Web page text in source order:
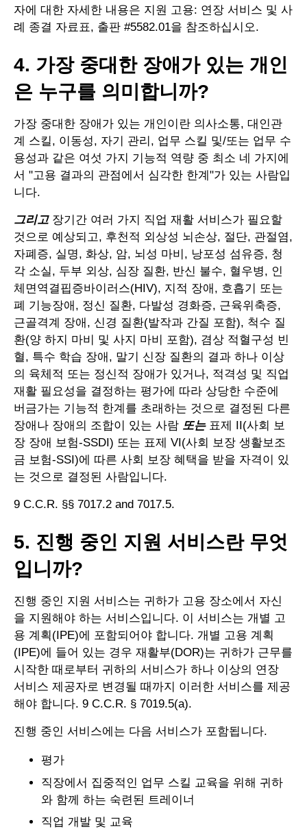
자에 대한 자세한 내용은 지원 고용: 연장 서비스 및 사
례 종결 자료표, 출판 #5582.01을 참조하십시오.
4. 가장 중대한 장애가 있는 개인
은 누구를 의미합니까?
가장 중대한 장애가 있는 개인이란 의사소통, 대인관
계 스킬, 이동성, 자기 관리, 업무 스킬 및/또는 업무 수
용성과 같은 여섯 가지 기능적 역량 중 최소 네 가지에
서 "고용 결과의 관점에서 심각한 한계"가 있는 사람입
니다.
그리고장기간 여러 가지 직업 재활 서비스가 필요할
것으로 예상되고, 후천적 외상성 뇌손상, 절단, 관절염,
자폐증, 실명, 화상, 암, 뇌성 마비, 낭포성 섬유증, 청
각 소실, 두부 외상, 심장 질환, 반신 불수, 혈우병, 인
체면역결핍증바이러스(HIV), 지적 장애, 호흡기 또는
폐 기능장애, 정신 질환, 다발성 경화증, 근육위축증,
근골격계 장애, 신경 질환(발작과 간질 포함), 척수 질
환(양 하지 마비 및 사지 마비 포함), 겸상 적혈구성 빈
혈, 특수 학습 장애, 말기 신장 질환의 결과 하나 이상
의 육체적 또는 정신적 장애가 있거나, 적격성 및 직업
재활 필요성을 결정하는 평가에 따라 상당한 수준에
버금가는 기능적 한계를 초래하는 것으로 결정된 다른
장애나 장애의 조합이 있는 사람 또는표제 II(사회 보
장 장애 보험-SSDI) 또는 표제 VI(사회 보장 생활보조
금 보험-SSI)에 따른 사회 보장 혜택을 받을 자격이 있
는 것으로 결정된 사람입니다.
9 C.C.R. §§ 7017.2 and 7017.5.
5. 진행 중인 지원 서비스란 무엇
입니까?
진행 중인 지원 서비스는 귀하가 고용 장소에서 자신
을 지원해야 하는 서비스입니다. 이 서비스는 개별 고
용 계획(IPE)에 포함되어야 합니다. 개별 고용 계획
(IPE)에 들어 있는 경우 재활부(DOR)는 귀하가 근무를
시작한 때로부터 귀하의 서비스가 하나 이상의 연장
서비스 제공자로 변경될 때까지 이러한 서비스를 제공
해야 합니다. 9 C.C.R. § 7019.5(a).
진행 중인 서비스에는 다음 서비스가 포함됩니다.
평가
직장에서 집중적인 업무 스킬 교육을 위해 귀하
와 함께 하는 숙련된 트레이너
직업 개발 및 교육